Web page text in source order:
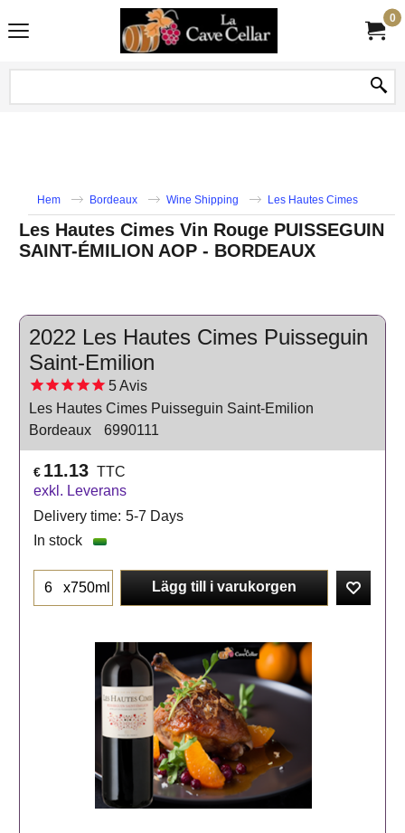
0
Hem Bordeaux Wine Shipping Les Hautes Cimes
Les Hautes Cimes Vin Rouge PUISSEGUIN
SAINT-ÉMILION AOP - BORDEAUX
2022 Les Hautes Cimes Puisseguin
Saint-Emilion
5Avis
Les Hautes Cimes Puisseguin Saint-Emilion
Bordeaux
6990111
€ 11.13 TTC
exkl. Leverans
Delivery time: 5-7 Days
In stock
x750ml Lägg till i varukorgen